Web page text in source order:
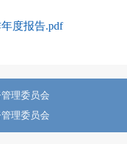
度报告.pdf
理委员会
理委员会